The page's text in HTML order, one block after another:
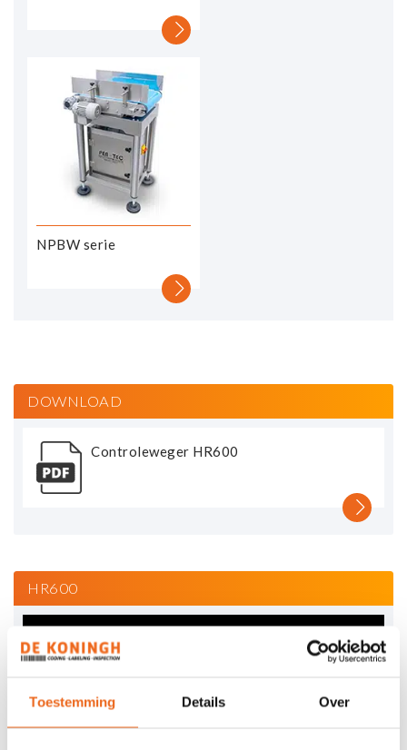
Toestemming Details Over
NPBW serie
DOWNLOAD
Controleweger HR600
HR600